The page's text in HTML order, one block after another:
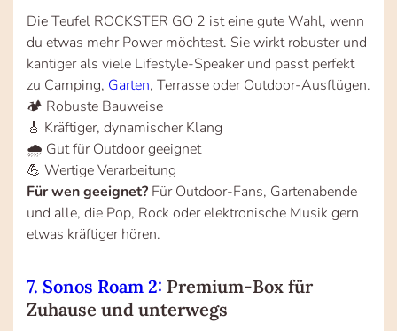
Die Teufel ROCKSTER GO 2 ist eine gute Wahl, wenn
du etwas mehr Power möchtest. Sie wirkt robuster und
kantiger als viele Lifestyle-Speaker und passt perfekt
zu Camping, Garten, Terrasse oder Outdoor-Ausflügen.
🏕️ Robuste Bauweise
🎸 Kräftiger, dynamischer Klang
🌧️ Gut für Outdoor geeignet
💪 Wertige Verarbeitung
Für wen geeignet? Für Outdoor-Fans, Gartenabende
und alle, die Pop, Rock oder elektronische Musik gern
etwas kräftiger hören.
7. Sonos Roam 2: Premium-Box für
Zuhause und unterwegs